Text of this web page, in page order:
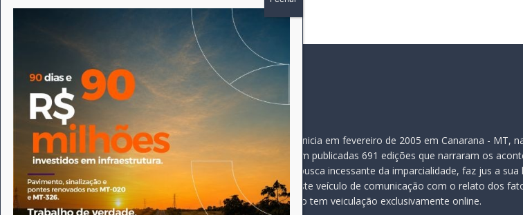
SIGA-NOS
Expediente
SOBRE
A história do Pioneiro inicia em fevereiro de 2005 em Canarana -
Durante 15 anos, foram publicadas 691 edições que narraram os
pautado sempre pela busca incessante da imparcialidade, faz jus a
comprometimento deste veículo de comunicação com o relato dos
jornal, que desde então tem veiculação exclusivamente online.